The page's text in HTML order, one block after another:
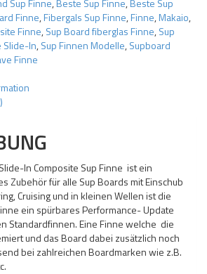
Sup Finne,Beste Sup Finne,Beste Sup
Finne,Fibergals Sup Finne,Finne,Makaio,
Finne,Sup Board fiberglas Finne,Sup
Slide-In,Sup Finnen Modelle,Supboard
Finne
In Composite Sup Finne ist ein
Zubehör für alle Sup Boards mit Einschub
Cruising und in kleinen Wellen ist die
ein spürbares Performance- Update
Standardfinnen. Eine Finne welche die
und das Board dabei zusätzlich noch
bei zahlreichen Boardmarken wie z.B.